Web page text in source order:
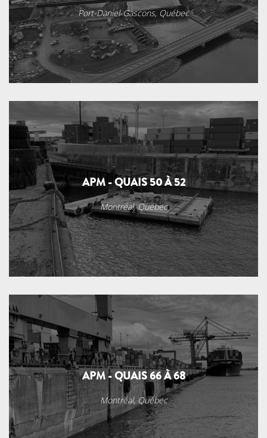
Port-Daniel-Gascons, Québec
APM - QUAIS 50 À 52
Montréal, Québec
APM - QUAIS 66 À 68
Montréal, Québec